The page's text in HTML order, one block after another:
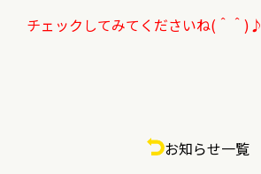
チェックしてみてくださいね(＾＾)♪
お知らせ一覧